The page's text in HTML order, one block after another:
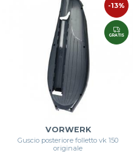
-13%
GRATIS
VORWERK
Guscio posteriore folletto vk 150
originale